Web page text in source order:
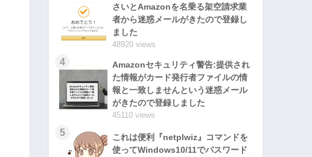
さいとAmazonを名乗る架空請求業
者から迷惑メールがきたので登録し
ました
48920 views
4
Amazonセキュリティ警告:提供され
た情報がカード発行者ファイルの情
報と一致しませんという迷惑メール
がきたので登録しました
45110 views
5
これは便利『netplwiz』コマンドを
使ってWindows10/11でパスワード